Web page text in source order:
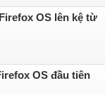
OS lên kệ từ
OS đầu tiên